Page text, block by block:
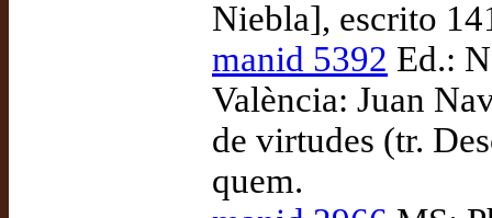
Niebla], escrito
manid 5392 Ed.:
València: Juan
de virtudes (tr.
quem.